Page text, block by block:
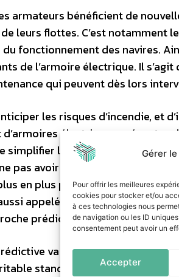
Gérer
Pour offrir les meilleures
cookies pour stocker et/ou
à ces technologies nous
de navigation ou les ID
consentement peut avoir un
Accepter
armateurs bénéficient de
leurs flottes. C’est notamment
fonctionnement des navires.
de l’armoire électrique. Il
qui peuvent dès lors
les risques d’incendie, et
électriques présentes
simplifier le travail des équipes
pas avoir à gérer des situations
en plus présente dans le
appelés organismes de Classe
prédictive.
va continuer de monter
standard.